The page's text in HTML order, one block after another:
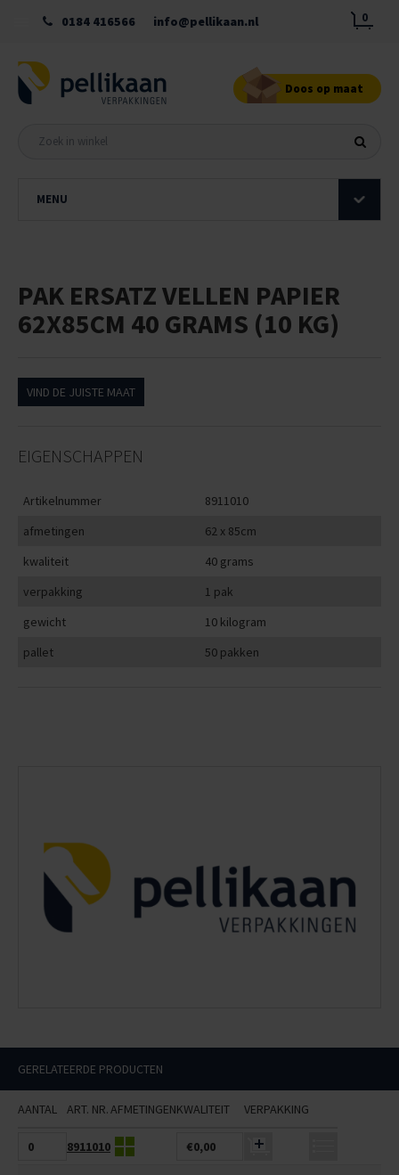
0184 416566 info@pellikaan.nl 0
Doos op maat
MENU
PAK ERSATZ VELLEN PAPIER
62X85CM 40 GRAMS (10 KG)
VIND DE JUISTE MAAT
EIGENSCHAPPEN
Artikelnummer
8911010
afmetingen
62 x 85cm
kwaliteit
40 grams
verpakking
1 pak
gewicht
10 kilogram
pallet
50 pakken
GERELATEERDE PRODUCTEN
AANTAL ART. NR.AFMETINGENKWALITEIT VERPAKKING
8911010 €0,00